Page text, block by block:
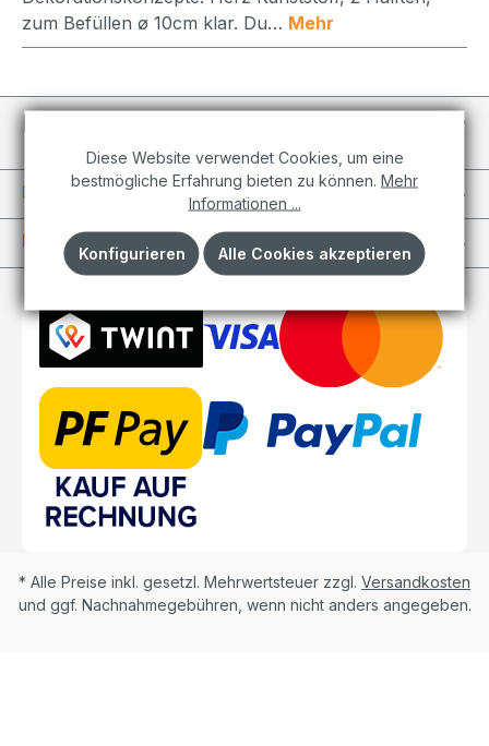
zum Befüllen ø 10cm klar. Du… Mehr
Individuelle Projekte
Informationen
Kundenkonto
* Alle Preise inkl. gesetzl. Mehrwertsteuer zzgl. Versandkosten
und ggf. Nachnahmegebühren, wenn nicht anders angegeben.
Diese Website verwendet Cookies, um eine
bestmögliche Erfahrung bieten zu können. Mehr
Informationen ...
Konfigurieren Alle Cookies akzeptieren